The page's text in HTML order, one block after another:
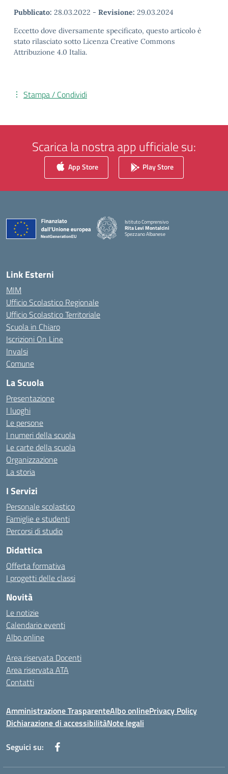
Pubblicato: 28.03.2022 - Revisione: 29.03.2024
Eccetto dove diversamente specificato, questo articolo è
stato rilasciato sotto Licenza Creative Commons
Attribuzione 4.0 Italia.
Stampa / Condividi
Scarica la nostra app ufficiale su:
App Store Play Store
Istituto Comprensivo
Rita Levi Montalcini
Spezzano Albanese
— Visita la pagina iniziale della scuola
Link Esterni
MIM
Ufficio Scolastico Regionale
Ufficio Scolastico Territoriale
Scuola in Chiaro
Iscrizioni On Line
Invalsi
Comune
La Scuola
Presentazione
I luoghi
Le persone
I numeri della scuola
Le carte della scuola
Organizzazione
La storia
I Servizi
Personale scolastico
Famiglie e studenti
Percorsi di studio
Didattica
Offerta formativa
I progetti delle classi
Novità
Le notizie
Calendario eventi
Albo online
Area riservata Docenti
Area riservata ATA
Contatti
Amministrazione TrasparenteAlbo onlinePrivacy Policy
Dichiarazione di accessibilitàNote legali
Seguici su: